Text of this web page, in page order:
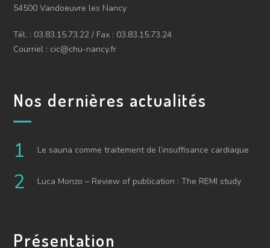
54500 Vandoeuvre les Nancy
Tél. : 03.83.15.73.22 / Fax : 03.83.15.73.24
Courriel : cic@chu-nancy.fr
Nos dernières actualités
Le sauna comme traitement de l’insuffisance cardiaque
Luca Monzo – Review of publication : The REMI study
Présentation